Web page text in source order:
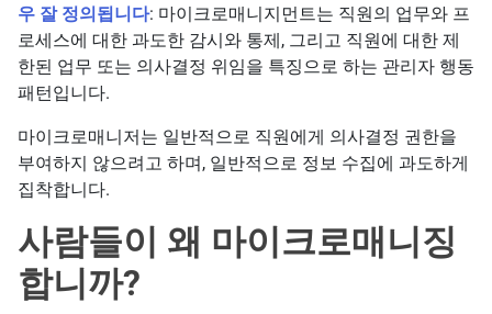
우 잘 정의됩니다: 마이크로매니지먼트는 직원의 업무와 프
로세스에 대한 과도한 감시와 통제, 그리고 직원에 대한 제
한된 업무 또는 의사결정 위임을 특징으로 하는 관리자 행동
패턴입니다.
마이크로매니저는 일반적으로 직원에게 의사결정 권한을
부여하지 않으려고 하며, 일반적으로 정보 수집에 과도하게
집착합니다.
사람들이 왜 마이크로매니징
합니까?